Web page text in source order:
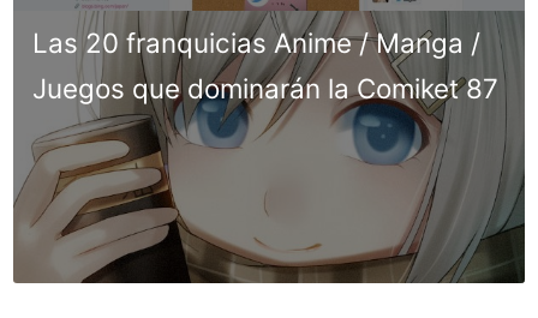
Las 20 franquicias Anime / Manga /
Juegos que dominarán la Comiket 87